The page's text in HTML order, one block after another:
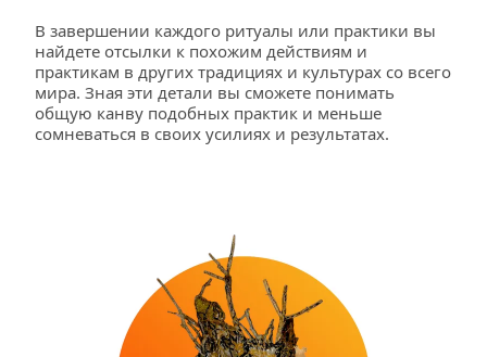
В завершении каждого ритуалы или практики вы
найдете отсылки к похожим действиям и
практикам в других традициях и культурах со всего
мира. Зная эти детали вы сможете понимать
общую канву подобных практик и меньше
сомневаться в своих усилиях и результатах.